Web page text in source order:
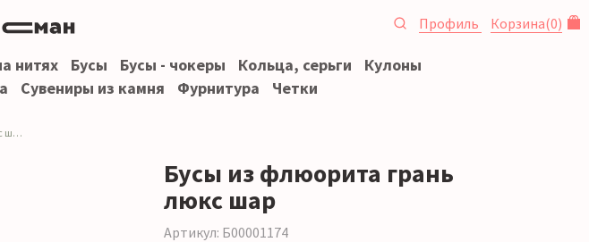
Профиль Корзина(0)
нитях Бусы Бусы - чокеры Кольца, серьги
Кулоны
Сувениры из камня Фурнитура Четки
Бусы из флюорита грань
люкс шар
Артикул: Б00001174